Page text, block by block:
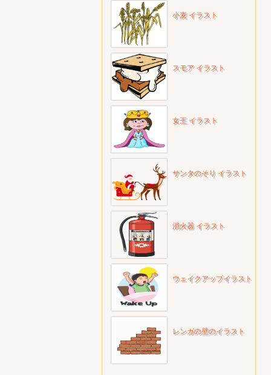
小麦 イラスト
スモア イラスト
女王 イラスト
サンタのそり イラスト
消火器 イラスト
ウェイクアップイラスト
レンガの壁のイラスト